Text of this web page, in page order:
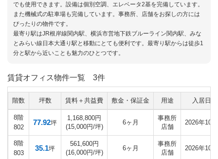
でも使用できます。設備は個別空調、エレベータ2基を完備しています。
また機械式の駐車場も完備しています。事務所、店舗をお探しの方には
ぴったりの物件です。
最寄り駅はJR根岸線関内駅、横浜市営地下鉄ブルーライン関内駅、みな
とみらい線日本大通り駅と移動にとても便利です。最寄り駅からは徒歩1
分と駅から近いことも魅力のひとつです。
賃貸オフィス物件一覧 3件
階数 坪数 賃料＋共益費 敷金・保証金 用途 入居日
8階
802
77.92坪
1,168,800円
(15,000円/坪)
6ヶ月
事務所
店舗
2026年10月
8階
803
35.1坪
561,600円
(16,000円/坪)
6ヶ月
事務所
店舗
2026年10月